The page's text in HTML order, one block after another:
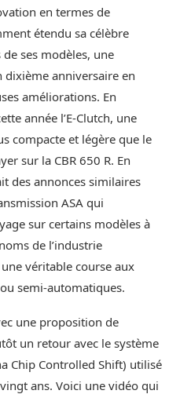
en termes de
étendu sa célèbre
ses modèles, une
dixième anniversaire en
améliorations. En
année l’E-Clutch, une
compacte et légère que le
sur la CBR 650 R. En
des annonces similaires
ASA qui
sur certains modèles à
de l’industrie
véritable course aux
semi-automatiques.
une proposition de
un retour avec le système
Chip Controlled Shift) utilisé
ans. Voici une vidéo qui